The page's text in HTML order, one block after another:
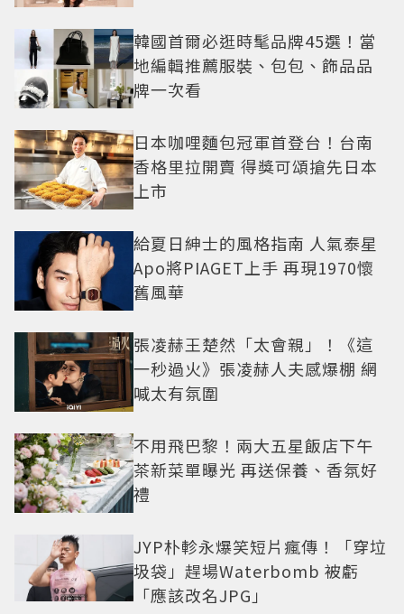
韓國首爾必逛時髦品牌45選！當
地編輯推薦服裝、包包、飾品品
牌一次看
日本咖哩麵包冠軍首登台！台南
香格里拉開賣 得獎可頌搶先日本
上市
給夏日紳士的風格指南 人氣泰星
Apo將PIAGET上手 再現1970懷
舊風華
張凌赫王楚然「太會親」！《這
一秒過火》張凌赫人夫感爆棚 網
喊太有氛圍
不用飛巴黎！兩大五星飯店下午
茶新菜單曝光 再送保養、香氛好
禮
JYP朴軫永爆笑短片瘋傳！「穿垃
圾袋」趕場Waterbomb 被虧
「應該改名JPG」